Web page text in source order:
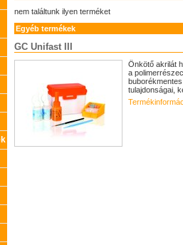
nem találtunk ilyen terméket
Egyéb termékek
GC Unifast III
Önkötő akrilát
a
tulajdonságai,